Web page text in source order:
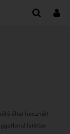
által használt
letétbe